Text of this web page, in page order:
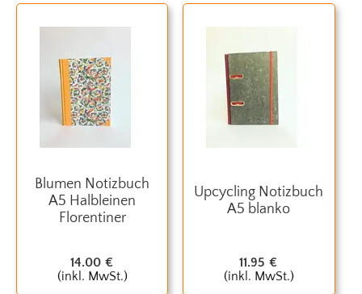
Blumen Notizbuch
A5 Halbleinen
Florentiner
14.00 €
(inkl. MwSt.)
Upcycling Notizbuch
A5 blanko
11.95 €
(inkl. MwSt.)